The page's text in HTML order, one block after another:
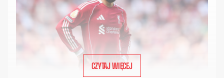
CZYTAJ WIĘCEJ